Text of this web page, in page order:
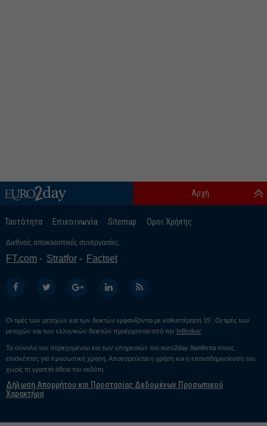
Ταυτότητα Επικοινωνία Sitemap Οροι Χρήσης
Αρχή
Διεθνείς αποκλειστικές συνεργασίες:
FT.com Stratfor Factset
Οι τιμές των μετοχών και των δεικτών εμφανίζονται με καθυστέρηση 15’. Οι τιμές των
μετοχών και των ελληνικών δεικτών προέρχονται από την InBroker
Το σύνολο του περιεχομένου και των υπηρεσιών του euro2day διατίθεται στους
επισκέπτες για προσωπική χρήση. Απαγορεύεται η χρήση και η επαναδημοσίευσή του
χωρίς τη γραπτή άδεια του εκδότη.
Δήλωση Απορρήτου και Προστασίας Δεδομένων Προσωπικού
Χαρακτήρα